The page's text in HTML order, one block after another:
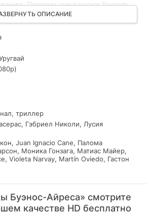
Поэтому они решают бросить
объявить войну всем, кто их
сохранить верность и братство.
истории – это еще одна попытка
ОПИСАНИЕ
триллер
Гэбриел Николи, Лусия
Juan Ignacio Cane, Палома
Моника Гонзага, Матиас Майер,
Violeta Narvay, Martín Oviedo, Гастон
Буэнос-Айреса» смотрите
качестве HD бесплатно